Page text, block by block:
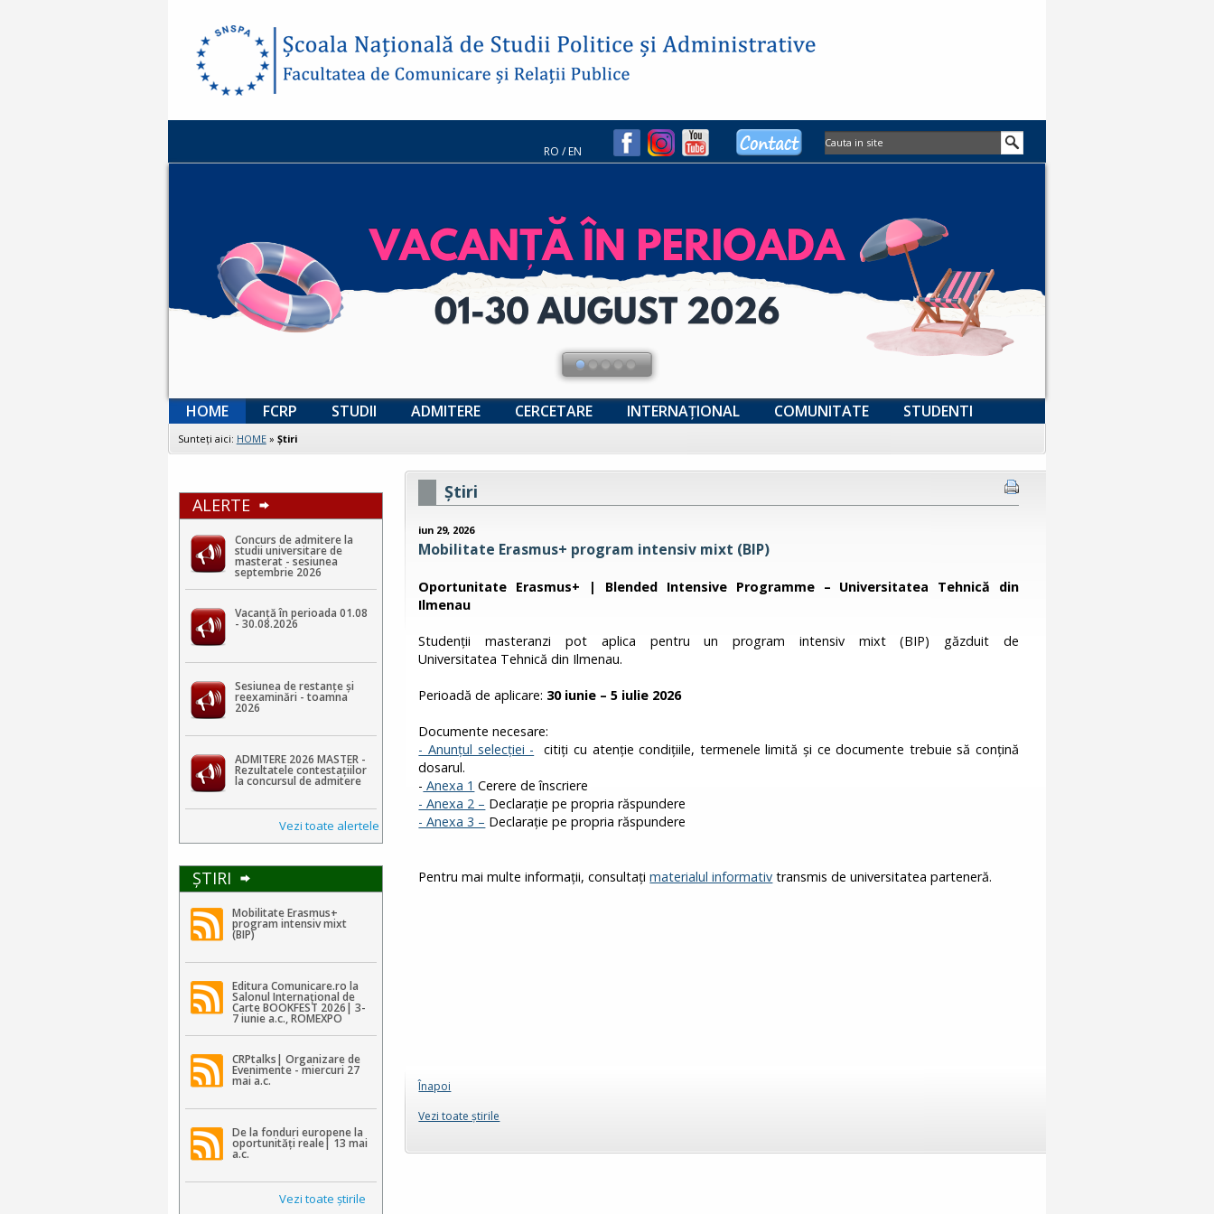
RO /EN
HOME FCRP STUDII ADMITERE CERCETARE INTERNAȚIONAL COMUNITATE STUDENTI
Sunteţi aici: HOME» Ştiri
ALERTE
Concurs de admitere la
studii universitare de
masterat - sesiunea
septembrie 2026
Vacanță în perioada 01.08
- 30.08.2026
Sesiunea de restanțe și
reexaminări - toamna
2026
ADMITERE 2026 MASTER -
Rezultatele contestaţiilor
la concursul de admitere
Vezi toate alertele
ŞTIRI
Mobilitate Erasmus+
program intensiv mixt
(BIP)
Editura Comunicare.ro la
Salonul Internațional de
Carte BOOKFEST 2026| 3-
7 iunie a.c., ROMEXPO
CRPtalks| Organizare de
Evenimente - miercuri 27
mai a.c.
De la fonduri europene la
oportunități reale| 13 mai
a.c.
Vezi toate ştirile
Ştiri
iun 29, 2026
Mobilitate Erasmus+ program intensiv mixt (BIP)
Oportunitate Erasmus+ | Blended Intensive Programme – Universitatea Tehnică din
Ilmenau
Studenții masteranzi pot aplica pentru un program intensiv mixt (BIP) găzduit de
Universitatea Tehnică din Ilmenau.
Perioadă de aplicare: 30 iunie – 5 iulie 2026
Documente necesare:
- Anunțul selecției - citiți cu atenție condițiile, termenele limită și ce documente trebuie să conțină
dosarul.
- Anexa 1 Cerere de înscriere
- Anexa 2 – Declarație pe propria răspundere
- Anexa 3 – Declarație pe propria răspundere
Pentru mai multe informații, consultațimaterialul informativ transmis de universitatea parteneră.
Înapoi
Vezi toate ştirile